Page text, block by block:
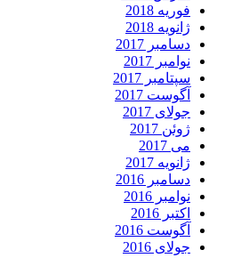
فوریه 2018
ژانویه 2018
دسامبر 2017
نوامبر 2017
سپتامبر 2017
آگوست 2017
جولای 2017
ژوئن 2017
می 2017
ژانویه 2017
دسامبر 2016
نوامبر 2016
اکتبر 2016
آگوست 2016
جولای 2016